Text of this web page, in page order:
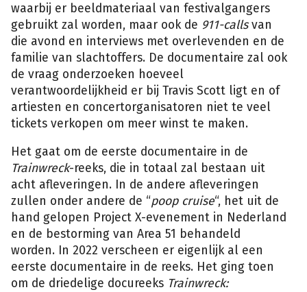
waarbij er beeldmateriaal van festivalgangers
gebruikt zal worden, maar ook de 911-callsvan
die avond en interviews met overlevenden en de
familie van slachtoffers. De documentaire zal ook
de vraag onderzoeken hoeveel
verantwoordelijkheid er bij Travis Scott ligt en of
artiesten en concertorganisatoren niet te veel
tickets verkopen om meer winst te maken.
Het gaat om de eerste documentaire in de
Trainwreck-reeks, die in totaal zal bestaan uit
acht afleveringen. In de andere afleveringen
zullen onder andere de “poop cruise“, het uit de
hand gelopen Project X-evenement in Nederland
en de bestorming van Area 51 behandeld
worden. In 2022 verscheen er eigenlijk al een
eerste documentaire in de reeks. Het ging toen
om de driedelige docureeks Trainwreck: